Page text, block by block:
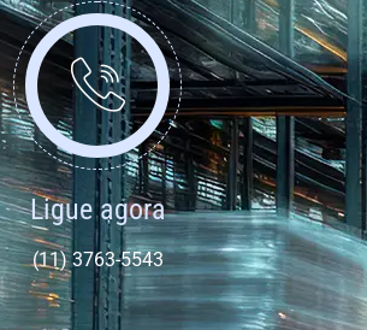
Ligue agora
(11) 3763-5543